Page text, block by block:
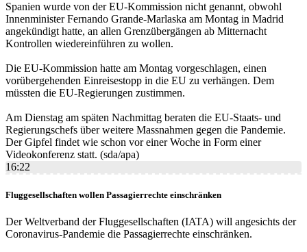
Spanien wurde von der EU-Kommission nicht genannt, obwohl
Innenminister Fernando Grande-Marlaska am Montag in Madrid
angekündigt hatte, an allen Grenzübergängen ab Mitternacht
Kontrollen wiedereinführen zu wollen.
Die EU-Kommission hatte am Montag vorgeschlagen, einen
vorübergehenden Einreisestopp in die EU zu verhängen. Dem
müssten die EU-Regierungen zustimmen.
Am Dienstag am späten Nachmittag beraten die EU-Staats- und
Regierungschefs über weitere Massnahmen gegen die Pandemie.
Der Gipfel findet wie schon vor einer Woche in Form einer
Videokonferenz statt. (sda/apa)
16:22
Fluggesellschaften wollen Passagierrechte einschränken
Der Weltverband der Fluggesellschaften (IATA) will angesichts der
Coronavirus-Pandemie die Passagierrechte einschränken.